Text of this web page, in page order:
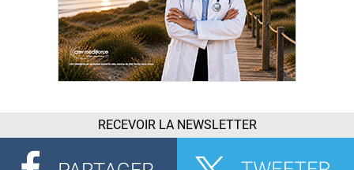
RECEVOIR LA NEWSLETTER